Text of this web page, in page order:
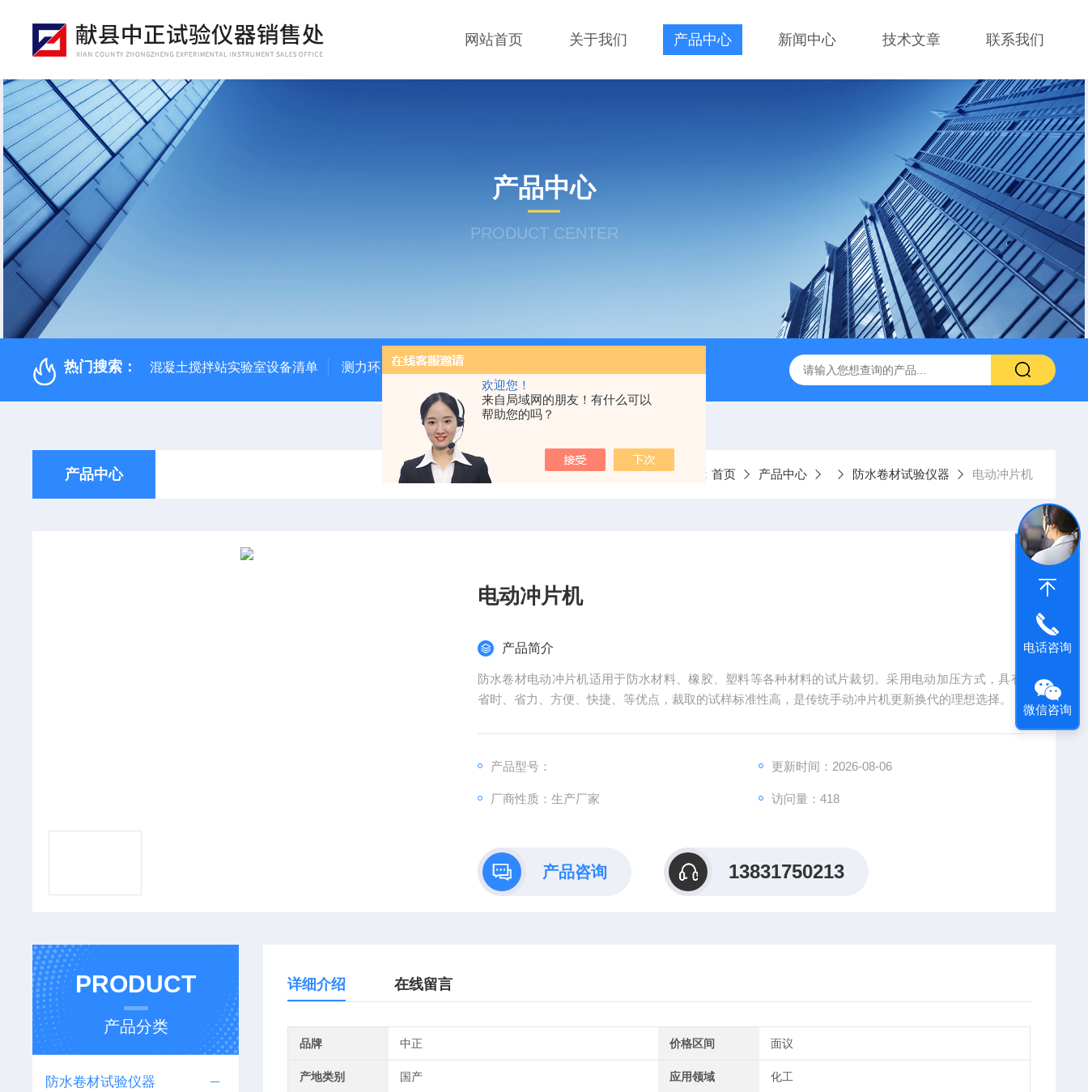
欢迎您！
来自局域网的朋友！有什么可以
帮助您的吗？
网站首页 关于我们 产品中心 新闻中心 技术文章 联系我们
产品中心
PRODUCT CENTER
热门搜索： 混凝土搅拌站实验室设备清单 测力环 混凝土抗弯拉弹性模量试验装置 钢结构防火涂料测厚仪 砂基透水砖透水速率试验装置
产品中心 当前位置： 首页 产品中心 防水卷材试验仪器 电动冲片机
电动冲片机
产品简介
防水卷材电动冲片机适用于防水材料、橡胶、塑料等各种材料的试片裁切。采用电动加压方式，具有
省时、省力、方便、快捷、等优点，裁取的试样标准性高，是传统手动冲片机更新换代的理想选择。
产品型号： 更新时间：2026-08-06
厂商性质：生产厂家 访问量：418
产品咨询 13831750213
PRODUCT
产品分类
防水卷材试验仪器
详细介绍 在线留言
品牌 中正 价格区间 面议
产地类别 国产 应用领域 化工
电话咨询
微信咨询